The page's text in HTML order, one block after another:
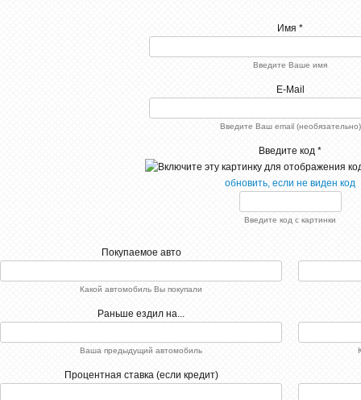
сразу понял - оно!
test
test
РєРѕРјРјРµРЅС‚Р°СЂРёРµРІ
Пт.08.2015
РєРѕРјРјРµРЅС‚Р°СЂРёРё
Имя *
Введите Ваше имя
E-Mail
Введите Ваш email (необязательно)
Введите код *
обновить, если не виден код
Введите код с картинки
Покупаемое авто
Какой автомобиль Вы покупали
Раньше ездил на...
Ваша предыдущий автомобиль
Процентная ставка (если кредит)